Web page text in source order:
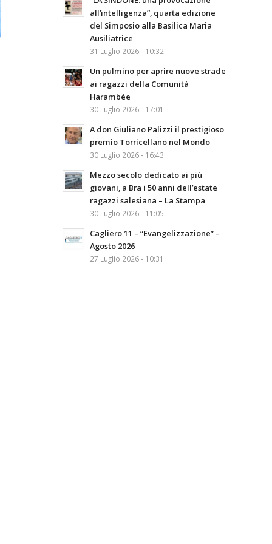
all’intelligenza”, quarta edizione
del Simposio alla Basilica Maria
Ausiliatrice
31 Luglio 2026 - 10:32
Un pulmino per aprire nuove strade
ai ragazzi della Comunità
Harambèe
30 Luglio 2026 - 17:01
A don Giuliano Palizzi il prestigioso
premio Torricellano nel Mondo
30 Luglio 2026 - 16:43
Mezzo secolo dedicato ai più
giovani, a Bra i 50 anni dell’estate
ragazzi salesiana – La Stampa
30 Luglio 2026 - 11:05
Cagliero 11 – “Evangelizzazione” –
Agosto 2026
27 Luglio 2026 - 10:31